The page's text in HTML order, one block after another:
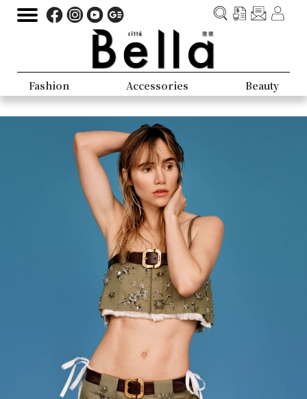
Fashion Accessories Beauty